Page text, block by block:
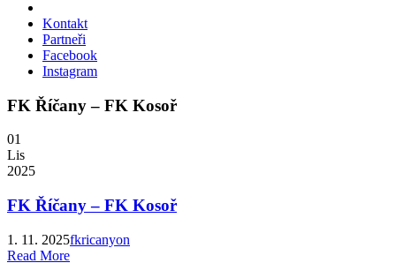
Kontakt
Partneři
Facebook
Instagram
FK Říčany – FK Kosoř
01
Lis
2025
FK Říčany – FK Kosoř
1. 11. 2025fkricanyon
Read More